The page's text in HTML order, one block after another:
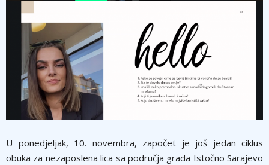
U ponedjeljak, 10. novembra, započet je još jedan ciklus
obuka za nezaposlena lica sa područja grada Istočno Sarajevo